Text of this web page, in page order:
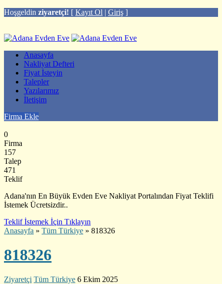
Hoşgeldin ziyaretçi! [ Kayıt Ol | Giriş ]
Anasayfa
Nakliyat Defteri
Fiyat İsteyin
Talepler
Yazılarımız
İletişim
Firma Ekle
0
Firma
157
Talep
471
Teklif
Adana'nın En Büyük Evden Eve Nakliyat Portalından Fiyat Teklifi
İstemek Ücretsizdir..
Teklif İstemek İçin Tıklayın
Anasayfa » Tüm Türkiye » 818326
818326
Ziyaretçi Tüm Türkiye 6 Ekim 2025